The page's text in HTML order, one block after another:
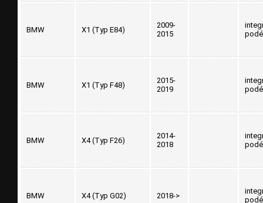
BMW X1 (Typ E84)
2009-
2015
BMW X1 (Typ F48)
2015-
2019
BMW X4 (Typ F26)
2014-
2018
BMW X4 (Typ G02) 2018->